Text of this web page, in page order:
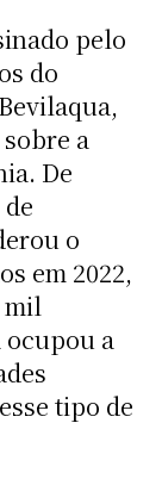
pelo
do
a
De
o
em 2022,
mil
ocupou a
tipo de